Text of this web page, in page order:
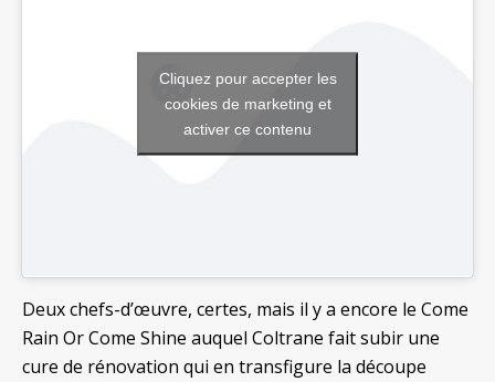
Cliquez pour accepter les
cookies de marketing et
activer ce contenu
Deux chefs-d’œuvre, certes, mais il y a encore le Come
Rain Or Come Shine auquel Coltrane fait subir une
cure de rénovation qui en transfigure la découpe